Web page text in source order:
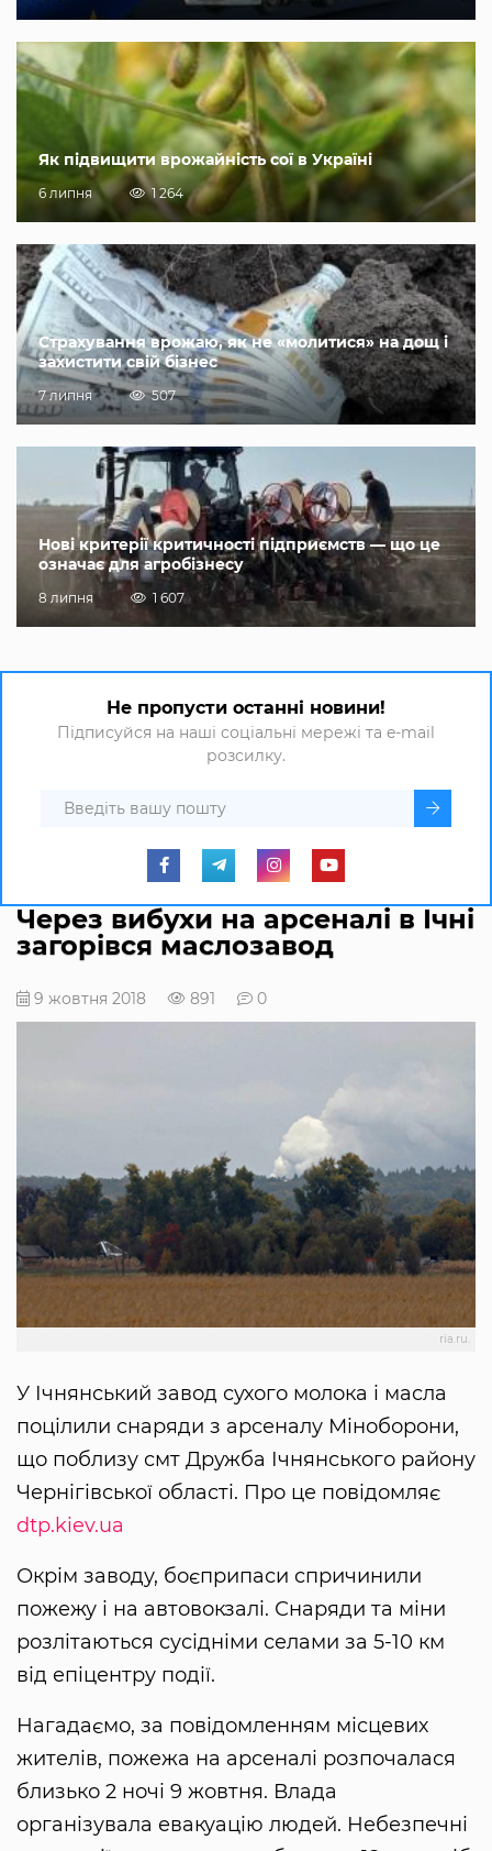
Як підвищити врожайність сої в Україні
6 липня 1 264
Страхування врожаю, як не «молитися» на дощ і
захистити свій бізнес
7 липня 507
Нові критерії критичності підприємств — що це
означає для агробізнесу
8 липня 1 607
Не пропусти останні новини!
Підписуйся на наші соціальні мережі та e-mail
розсилку.
Через вибухи на арсеналі в Ічні
загорівся маслозавод
9 жовтня 2018 891 0
ria.ru.
У Ічнянський завод сухого молока і масла
поцілили снаряди з арсеналу Міноборони,
що поблизу смт Дружба Ічнянського району
Чернігівської області. Про це повідомляє
dtp.kiev.ua
Окрім заводу, боєприпаси спричинили
пожежу і на автовокзалі. Снаряди та міни
розлітаються сусідніми селами за 5-10 км
від епіцентру події.
Нагадаємо, за повідомленням місцевих
жителів, пожежа на арсеналі розпочалася
близько 2 ночі 9 жовтня. Влада
організувала евакуацію людей. Небезпечні